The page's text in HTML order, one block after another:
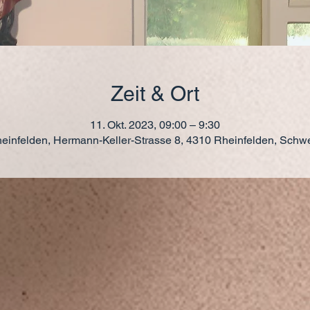
Zeit & Ort
11. Okt. 2023, 09:00 – 9:30
Hermann-Keller-Strasse 8, 4310 Rheinfelden,